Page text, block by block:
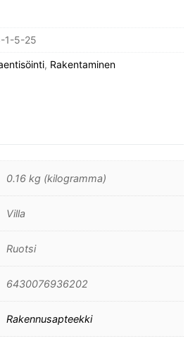
1-5-25
, Rakentaminen
0.16 kg (kilogramma)
Villa
Ruotsi
6430076936202
Rakennusapteekki